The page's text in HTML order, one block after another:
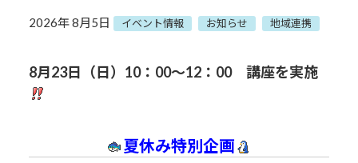
2026年 8月5日 イベント情報 お知らせ 地域連携
8月23日（日）10：00～12：00 講座を実施
夏休み特別企画